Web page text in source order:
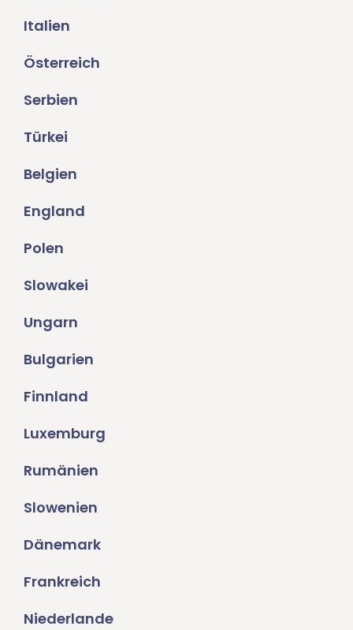
Italien
Österreich
Serbien
Türkei
Belgien
England
Polen
Slowakei
Ungarn
Bulgarien
Finnland
Luxemburg
Rumänien
Slowenien
Dänemark
Frankreich
Niederlande